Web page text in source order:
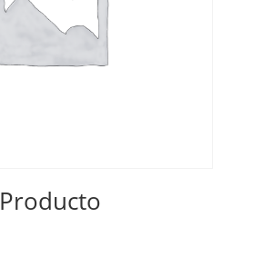
Producto